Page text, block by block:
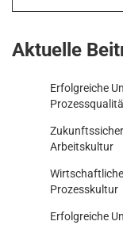
for:
Aktuelle
Erfolgreiche
Arbeitskultur
Prozesskultur
Erfolgreiche